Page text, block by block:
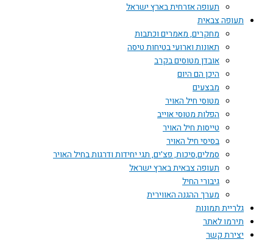
תעופה אזרחית בארץ ישראל
תעופה צבאית
מחקרים, מאמרים וכתבות
תאונות וארועי בטיחות טיסה
אובדן מטוסים בקרב
היכן הם היום
מבצעים
מטוסי חיל האויר
הפלות מטוסי אוייב
טייסות חיל האויר
בסיסי חיל האויר
סמלים,סיכות, פצ'ים, תגי יחידות ודרגות בחיל האויר
תעופה צבאית בארץ ישראל
גיבורי החיל
מערך ההגנה האווירית
גלריית תמונות
תירמו לאתר
יצירת קשר